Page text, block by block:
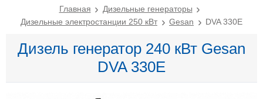
Главная
Дизельные генераторы
Дизельные электростанции 250 кВт
Gesan DVA 330E
Дизель генератор 240 кВт Gesan
DVA 330E